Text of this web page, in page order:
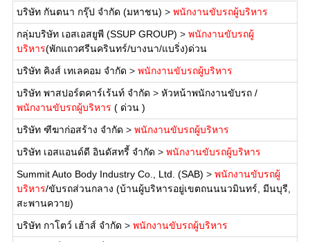
บริษัท กันตนา กรุ๊ป จำกัด (มหาชน) > พนักงานขับรถผู้บริหาร
กลุ่มบริษัท เอสเอสยูพี (SSUP GROUP) > พนักงานขับรถผู้
บริหาร(พักแถวศรีนครินทร์/บางนา/แบริ่ง)ด่วน
บริษัท คิงส์ เทเลคอม จำกัด > พนักงานขับรถผู้บริหาร
บริษัท พาสปอร์ตคาร์เร้นท์ จำกัด > หัวหน้าพนักงานขับรถ /
พนักงานขับรถผู้บริหาร ( ด่วน )
บริษัท ฑีฆาก่อสร้าง จำกัด > พนักงานขับรถผู้บริหาร
บริษัท เอสแอนด์ดี อินดัสทรี้ จำกัด > พนักงานขับรถผู้บริหาร
Summit Auto Body Industry Co., Ltd. (SAB) > พนักงานขับรถผู้
บริหาร/ขับรถส่วนกลาง (บ้านผู้บริหารอยู่เขตถนนนวมินทร์, มีนบุรี,
สะพานควาย)
บริษัท กาโตว์ เฮ้าส์ จำกัด > พนักงานขับรถผู้บริหาร